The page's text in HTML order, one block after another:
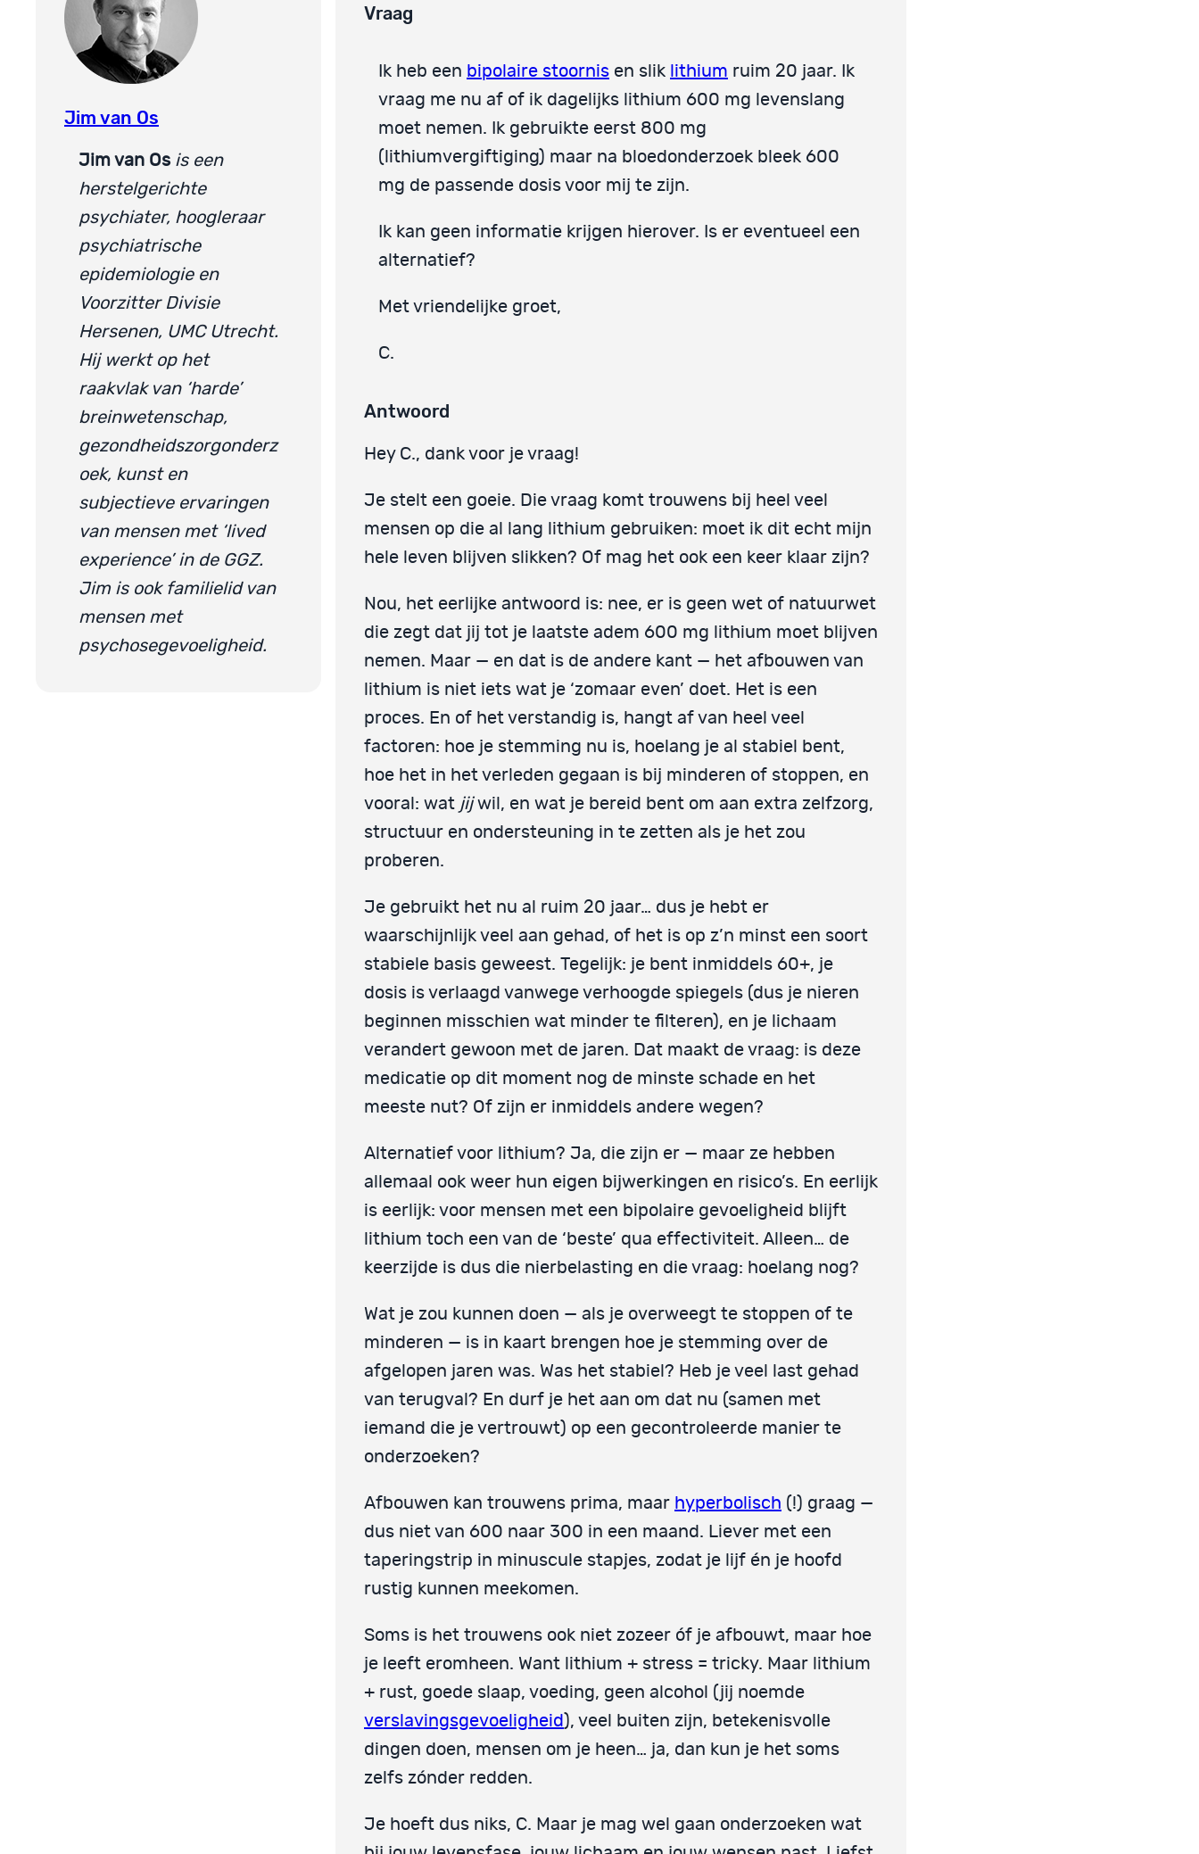
Jim van Os
Jim van Os is een
herstelgerichte
psychiater, hoogleraar
psychiatrische
epidemiologie en
Voorzitter Divisie
Hersenen, UMC Utrecht.
Hij werkt op het
raakvlak van ‘harde’
breinwetenschap,
gezondheidszorgonderz
oek, kunst en
subjectieve ervaringen
van mensen met ‘lived
experience’ in de GGZ.
Jim is ook familielid van
mensen met
psychosegevoeligheid.
Vraag
Ik heb een bipolaire stoornis en slik lithium ruim 20 jaar. Ik
vraag me nu af of ik dagelijks lithium 600 mg levenslang
moet nemen. Ik gebruikte eerst 800 mg
(lithiumvergiftiging) maar na bloedonderzoek bleek 600
mg de passende dosis voor mij te zijn.
Ik kan geen informatie krijgen hierover. Is er eventueel een
alternatief?
Met vriendelijke groet,
C.
Antwoord
Hey C., dank voor je vraag!
Je stelt een goeie. Die vraag komt trouwens bij heel veel
mensen op die al lang lithium gebruiken: moet ik dit echt mijn
hele leven blijven slikken? Of mag het ook een keer klaar zijn?
Nou, het eerlijke antwoord is: nee, er is geen wet of natuurwet
die zegt dat jij tot je laatste adem 600 mg lithium moet blijven
nemen. Maar — en dat is de andere kant — het afbouwen van
lithium is niet iets wat je ‘zomaar even’ doet. Het is een
proces. En of het verstandig is, hangt af van heel veel
factoren: hoe je stemming nu is, hoelang je al stabiel bent,
hoe het in het verleden gegaan is bij minderen of stoppen, en
vooral: wat jijwil, en wat je bereid bent om aan extra zelfzorg,
structuur en ondersteuning in te zetten als je het zou
proberen.
Je gebruikt het nu al ruim 20 jaar… dus je hebt er
waarschijnlijk veel aan gehad, of het is op z’n minst een soort
stabiele basis geweest. Tegelijk: je bent inmiddels 60+, je
dosis is verlaagd vanwege verhoogde spiegels (dus je nieren
beginnen misschien wat minder te filteren), en je lichaam
verandert gewoon met de jaren. Dat maakt de vraag: is deze
medicatie op dit moment nog de minste schade en het
meeste nut? Of zijn er inmiddels andere wegen?
Alternatief voor lithium? Ja, die zijn er — maar ze hebben
allemaal ook weer hun eigen bijwerkingen en risico’s. En eerlijk
is eerlijk: voor mensen met een bipolaire gevoeligheid blijft
lithium toch een van de ‘beste’ qua effectiviteit. Alleen… de
keerzijde is dus die nierbelasting en die vraag: hoelang nog?
Wat je zou kunnen doen — als je overweegt te stoppen of te
minderen — is in kaart brengen hoe je stemming over de
afgelopen jaren was. Was het stabiel? Heb je veel last gehad
van terugval? En durf je het aan om dat nu (samen met
iemand die je vertrouwt) op een gecontroleerde manier te
onderzoeken?
Afbouwen kan trouwens prima, maar hyperbolisch (!) graag —
dus niet van 600 naar 300 in een maand. Liever met een
taperingstrip in minuscule stapjes, zodat je lijf én je hoofd
rustig kunnen meekomen.
Soms is het trouwens ook niet zozeer óf je afbouwt, maar hoe
je leeft eromheen. Want lithium + stress = tricky. Maar lithium
+ rust, goede slaap, voeding, geen alcohol (jij noemde
verslavingsgevoeligheid ), veel buiten zijn, betekenisvolle
dingen doen, mensen om je heen… ja, dan kun je het soms
zelfs zónder redden.
Je hoeft dus niks, C. Maar je mag wel gaan onderzoeken wat